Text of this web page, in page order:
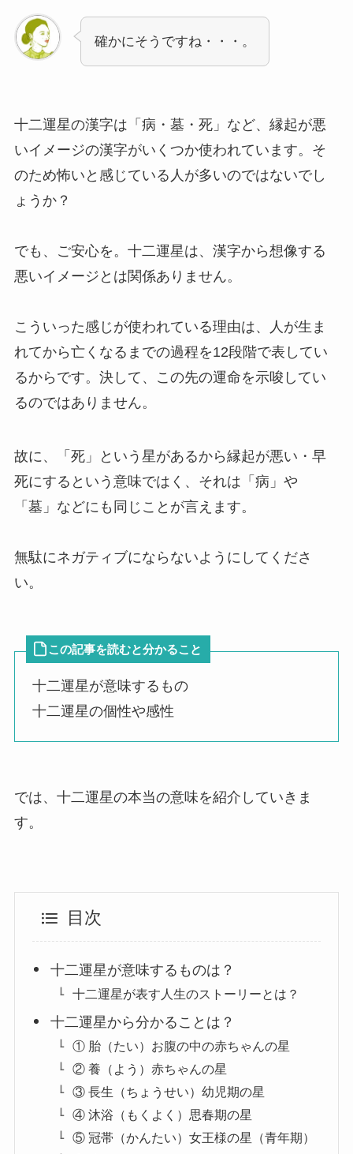
確かにそうですね・・・。
十二運星の漢字は「病・墓・死」など、縁起が悪
いイメージの漢字がいくつか使われています。そ
のため怖いと感じている人が多いのではないでし
ょうか？
でも、ご安心を。十二運星は、漢字から想像する
悪いイメージとは関係ありません。
こういった感じが使われている理由は、人が生ま
れてから亡くなるまでの過程を12段階で表してい
るからです。決して、この先の運命を示唆してい
るのではありません。
故に、「死」という星があるから縁起が悪い・早
死にするという意味ではく、それは「病」や
「墓」などにも同じことが言えます。
無駄にネガティブにならないようにしてくださ
い。
この記事を読むと分かること
十二運星が意味するもの
十二運星の個性や感性
では、十二運星の本当の意味を紹介していきま
す。
目次
十二運星が意味するものは？
十二運星が表す人生のストーリーとは？
十二運星から分かることは？
① 胎（たい）お腹の中の赤ちゃんの星
② 養（よう）赤ちゃんの星
③ 長生（ちょうせい）幼児期の星
④ 沐浴（もくよく）思春期の星
⑤ 冠帯（かんたい）女王様の星（青年期）